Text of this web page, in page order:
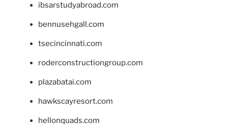
ibsarstudyabroad.com
bennusehgall.com
tsecincinnati.com
roderconstructiongroup.com
plazabatai.com
hawkscayresort.com
hellonquads.com